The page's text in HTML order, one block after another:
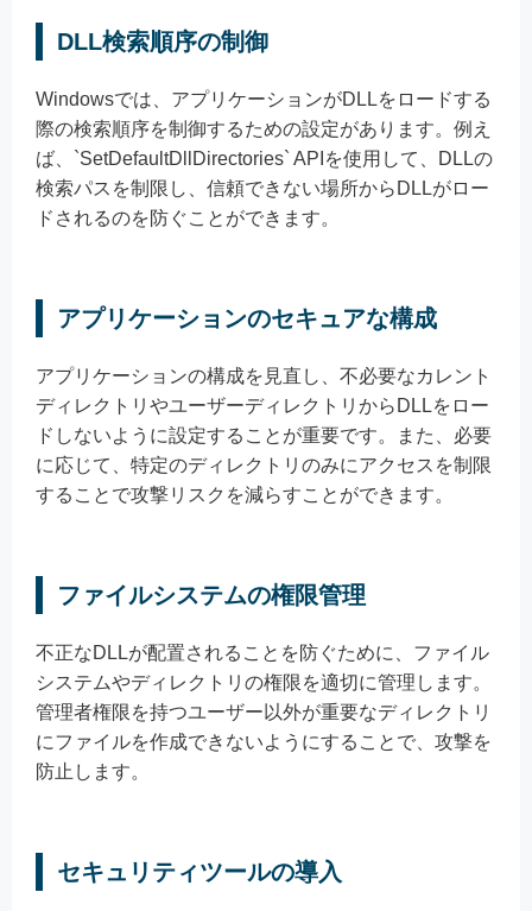
DLL検索順序の制御
Windowsでは、アプリケーションがDLLをロードする
際の検索順序を制御するための設定があります。例え
ば、`SetDefaultDllDirectories` APIを使用して、DLLの
検索パスを制限し、信頼できない場所からDLLがロー
ドされるのを防ぐことができます。
アプリケーションのセキュアな構成
アプリケーションの構成を見直し、不必要なカレント
ディレクトリやユーザーディレクトリからDLLをロー
ドしないように設定することが重要です。また、必要
に応じて、特定のディレクトリのみにアクセスを制限
することで攻撃リスクを減らすことができます。
ファイルシステムの権限管理
不正なDLLが配置されることを防ぐために、ファイル
システムやディレクトリの権限を適切に管理します。
管理者権限を持つユーザー以外が重要なディレクトリ
にファイルを作成できないようにすることで、攻撃を
防止します。
セキュリティツールの導入